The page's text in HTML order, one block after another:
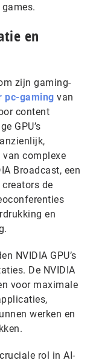
en
zijn gaming-
pc-gaming van
content
GPU’s
van complexe
Broadcast, een
de
en
NVIDIA GPU’s
De NVIDIA
voor maximale
werken en
rol in AI-